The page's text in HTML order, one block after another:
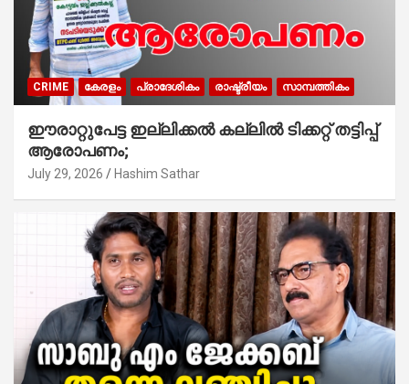
CRIME കേരളം പ്രാദേശികം രാഷ്ട്രീയം സാമ്പത്തികം
ഈരാറ്റുപേട്ട ഇല്ലിക്കൽ കല്ലിൽ ടിക്കറ്റ് തട്ടിപ്പ്
ആരോപണം;
July 29, 2026 Hashim Sathar